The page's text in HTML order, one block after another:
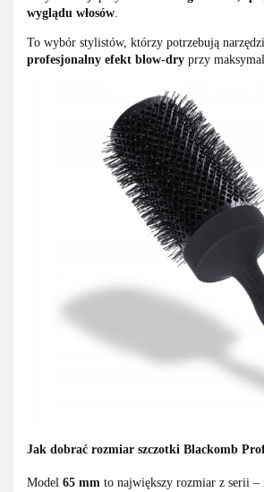
wyglądu włosów.
To wybór stylistów, którzy potrzebują
profesjonalny efekt blow-dry przy
Jak dobrać rozmiar szczotki Blackomb
Model 65 mm to największy rozmiar z serii –